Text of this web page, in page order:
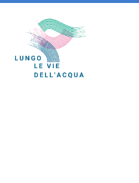
contenuto